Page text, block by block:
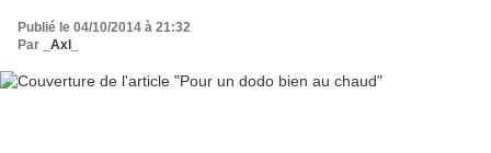
Publié le 04/10/2014 à 21:32
Par
_Axl_